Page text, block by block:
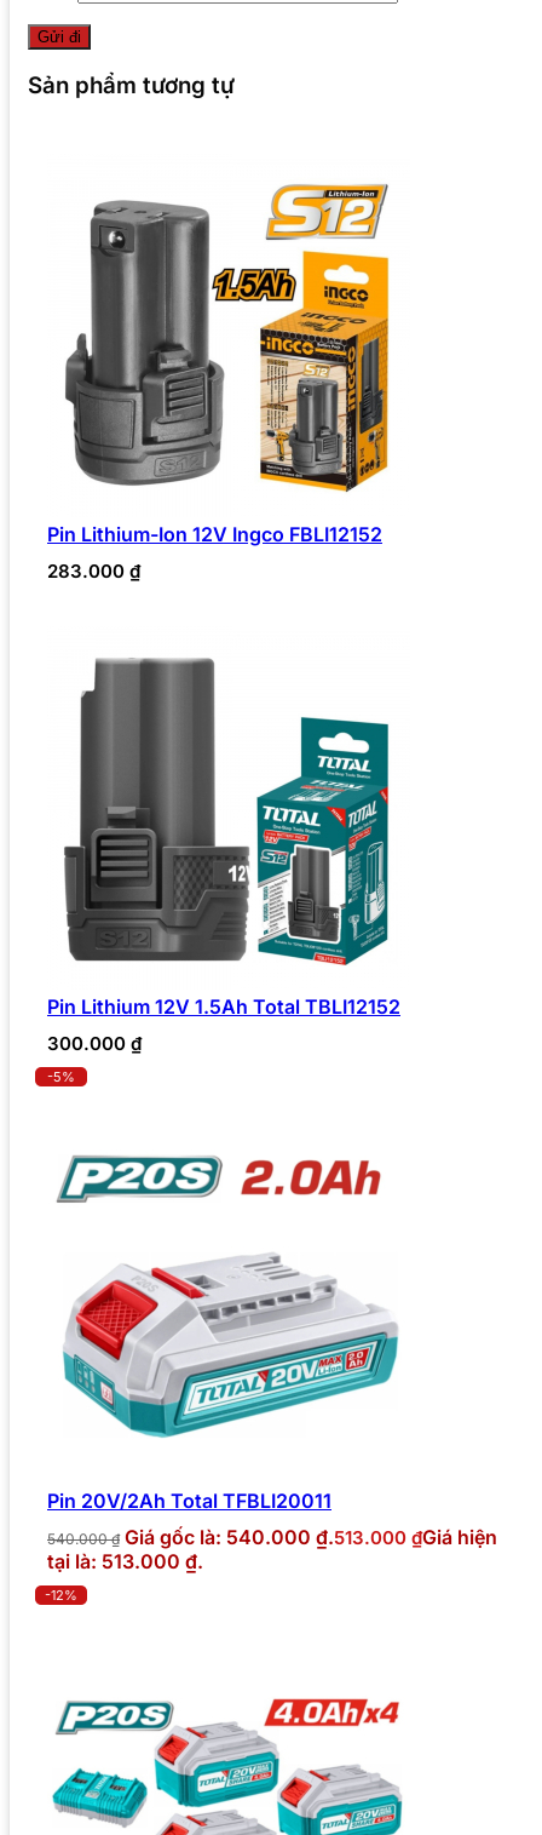
Sản phẩm tương tự
Pin Lithium-Ion 12V Ingco FBLI12152
283.000 ₫
Pin Lithium 12V 1.5Ah Total TBLI12152
300.000 ₫
-5%
Pin 20V/2Ah Total TFBLI20011
540.000₫ Giá gốc là: 540.000 ₫.513.000 ₫Giá hiện
tại là: 513.000 ₫.
-12%